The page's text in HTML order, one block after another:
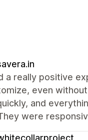
a really positive
even
and
were